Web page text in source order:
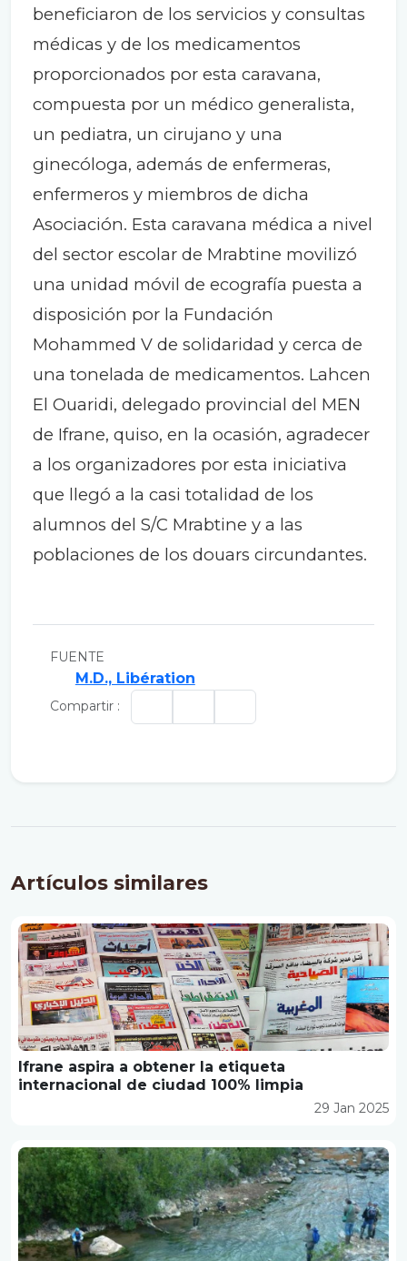
beneficiaron de los servicios y consultas
médicas y de los medicamentos
proporcionados por esta caravana,
compuesta por un médico generalista,
un pediatra, un cirujano y una
ginecóloga, además de enfermeras,
enfermeros y miembros de dicha
Asociación. Esta caravana médica a nivel
del sector escolar de Mrabtine movilizó
una unidad móvil de ecografía puesta a
disposición por la Fundación
Mohammed V de solidaridad y cerca de
una tonelada de medicamentos. Lahcen
El Ouaridi, delegado provincial del MEN
de Ifrane, quiso, en la ocasión, agradecer
a los organizadores por esta iniciativa
que llegó a la casi totalidad de los
alumnos del S/C Mrabtine y a las
poblaciones de los douars circundantes.
FUENTE
M.D., Libération
Compartir :
Artículos similares
Ifrane aspira a obtener la etiqueta
internacional de ciudad 100% limpia
29 Jan 2025